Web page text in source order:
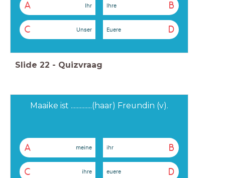
A Ihr B
Ihre
C Unser D
Euere
Slide 22 - Quizvraag
Maaike ist ..............(haar) Freundin (v).
A meine B
ihr
C ihre D
euere